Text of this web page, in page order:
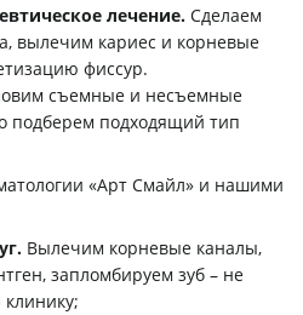
лечение. Сделаем
вылечим кариес и корневые
фиссур.
съемные и несъемные
подберем подходящий тип
«Арт Смайл» и нашими
Вылечим корневые каналы,
запломбируем зуб – не
клинику;